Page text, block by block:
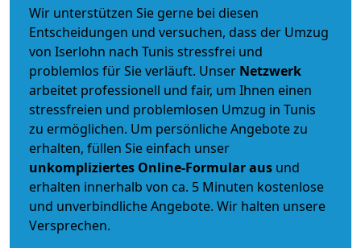
Wir unterstützen Sie gerne bei diesen
Entscheidungen und versuchen, dass der Umzug
von Iserlohn nach Tunis stressfrei und
problemlos für Sie verläuft. Unser Netzwerk
arbeitet professionell und fair, um Ihnen einen
stressfreien und problemlosen Umzug in Tunis
zu ermöglichen. Um persönliche Angebote zu
erhalten, füllen Sie einfach unser
unkompliziertes Online-Formular aus und
erhalten innerhalb von ca. 5 Minuten kostenlose
und unverbindliche Angebote. Wir halten unsere
Versprechen.